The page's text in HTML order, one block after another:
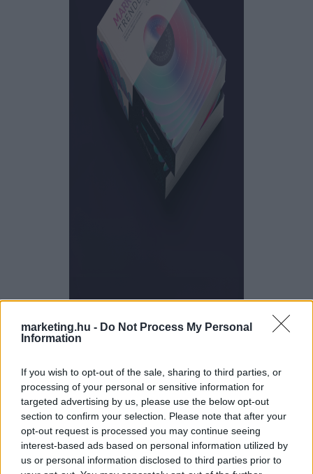
marketing.hu - Do Not Process My Personal
Information
If you wish to opt-out of the sale, sharing to third parties, or
processing of your personal or sensitive information for
targeted advertising by us, please use the below opt-out
section to confirm your selection. Please note that after your
opt-out request is processed you may continue seeing
interest-based ads based on personal information utilized by
us or personal information disclosed to third parties prior to
Marketing Trendbook
Jövőbiztos válaszok a szakmai, üzleti és társadalmi
kihívásokra
A technológia és az AI villámgyors fejlődése napról napra
új lehetőségeket teremt, miközben az emberi kreativitás
és stratégiai gondolkodás szerepe továbbra is
kulcsfontosságú marad. Az év digitális marketing